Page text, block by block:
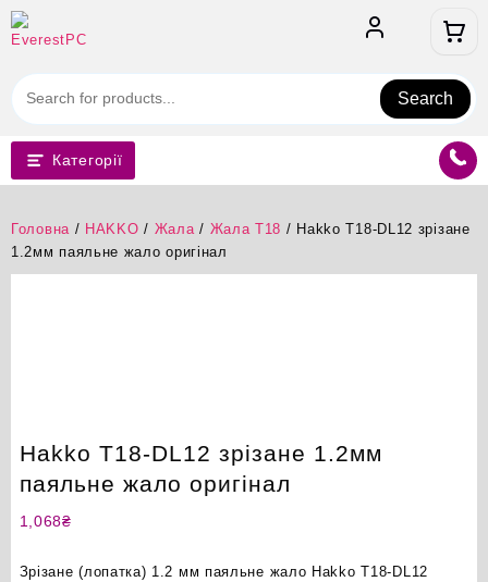
Перейти
до
Search
Категорії
Головна / HAKKO / Жала / Жала T18 / Hakko T18-DL12 зрізане
1.2мм паяльне жало оригінал
Hakko T18-DL12 зрізане 1.2мм
паяльне жало оригінал
1,068₴
Зрізане (лопатка) 1.2 мм паяльне жало Hakko T18-DL12